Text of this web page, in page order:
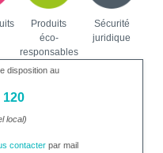
Produits
éco-
responsables
Sécurité
juridique
disposition au
120
local)
contacterpar mail